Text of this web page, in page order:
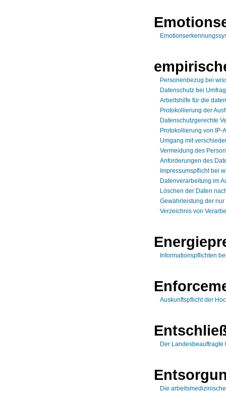
Personenbezug bei
Datenschutz bei
Arbeitshilfe für die
Protokollierung der
Datenschutzgerechte
Protokollierung von IP-
Umgang mit
Vermeidung des
Anforderungen des
Impressumspflicht bei
Datenverarbeitung im
Löschen der Daten
Gewährleistung der
Verzeichnis von
Informationspflichten
Auskunftspflicht der
Der Landesbeauftragte
Die